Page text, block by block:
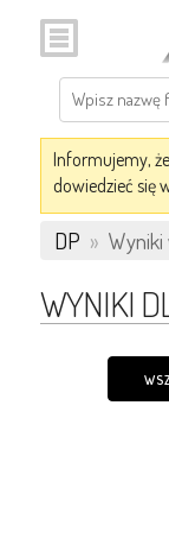
Informujemy,
dowiedzieć się
DP » Wyniki
WYNIKI